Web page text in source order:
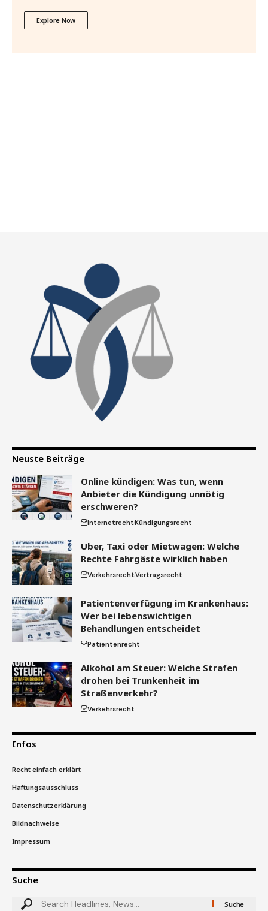
Explore Now
Neuste Beiträge
Online kündigen: Was tun, wenn
Anbieter die Kündigung unnötig
erschweren?
InternetrechtKündigungsrecht
Uber, Taxi oder Mietwagen: Welche
Rechte Fahrgäste wirklich haben
VerkehrsrechtVertragsrecht
Patientenverfügung im Krankenhaus:
Wer bei lebenswichtigen
Behandlungen entscheidet
Patientenrecht
Alkohol am Steuer: Welche Strafen
drohen bei Trunkenheit im
Straßenverkehr?
Verkehrsrecht
Infos
Recht einfach erklärt
Haftungsausschluss
Datenschutzerklärung
Bildnachweise
Impressum
Suche